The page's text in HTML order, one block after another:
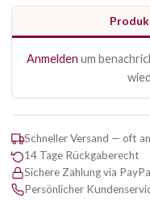
Anmelden um
Schneller Versand — oft
14 Tage Rückgaberecht
Sichere Zahlung via
Persönlicher